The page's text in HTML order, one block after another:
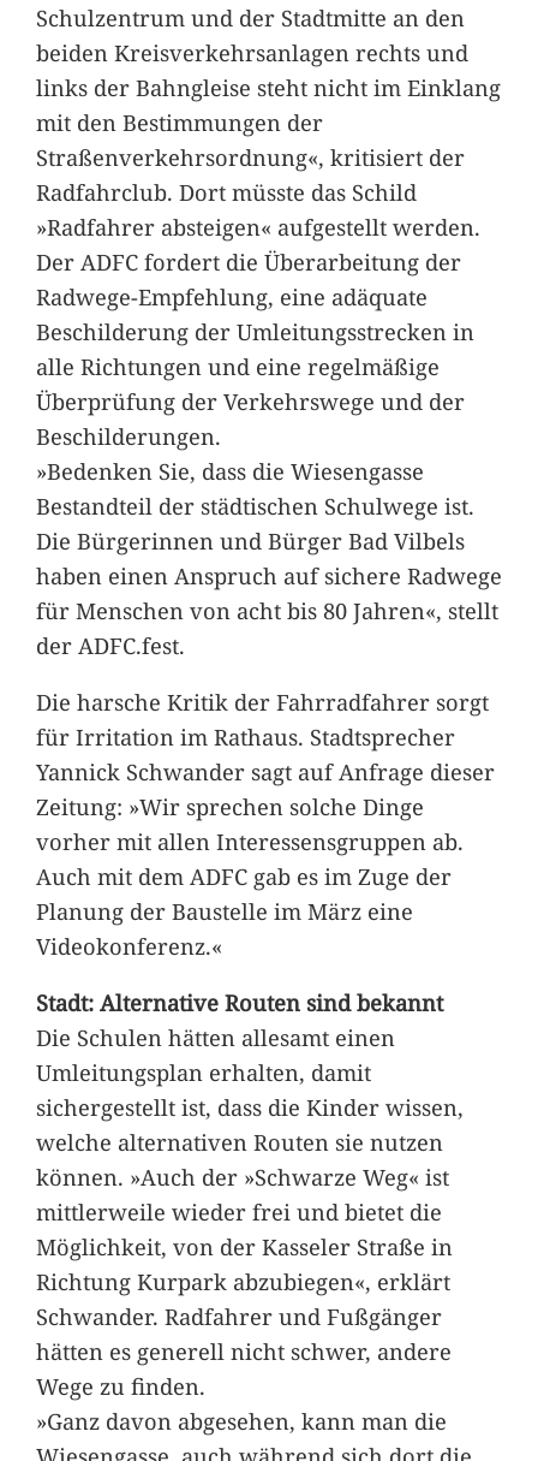
Schulzentrum und der Stadtmitte an den
beiden Kreisverkehrsanlagen rechts und
links der Bahngleise steht nicht im Einklang
mit den Bestimmungen der
Straßenverkehrsordnung«, kritisiert der
Radfahrclub. Dort müsste das Schild
»Radfahrer absteigen« aufgestellt werden.
Der ADFC fordert die Überarbeitung der
Radwege-Empfehlung, eine adäquate
Beschilderung der Umleitungsstrecken in
alle Richtungen und eine regelmäßige
Überprüfung der Verkehrswege und der
Beschilderungen.
»Bedenken Sie, dass die Wiesengasse
Bestandteil der städtischen Schulwege ist.
Die Bürgerinnen und Bürger Bad Vilbels
haben einen Anspruch auf sichere Radwege
für Menschen von acht bis 80 Jahren«, stellt
der ADFC.fest.
Die harsche Kritik der Fahrradfahrer sorgt
für Irritation im Rathaus. Stadtsprecher
Yannick Schwander sagt auf Anfrage dieser
Zeitung: »Wir sprechen solche Dinge
vorher mit allen Interessensgruppen ab.
Auch mit dem ADFC gab es im Zuge der
Planung der Baustelle im März eine
Videokonferenz.«
Stadt: Alternative Routen sind bekannt
Die Schulen hätten allesamt einen
Umleitungsplan erhalten, damit
sichergestellt ist, dass die Kinder wissen,
welche alternativen Routen sie nutzen
können. »Auch der »Schwarze Weg« ist
mittlerweile wieder frei und bietet die
Möglichkeit, von der Kasseler Straße in
Richtung Kurpark abzubiegen«, erklärt
Schwander. Radfahrer und Fußgänger
hätten es generell nicht schwer, andere
Wege zu finden.
»Ganz davon abgesehen, kann man die